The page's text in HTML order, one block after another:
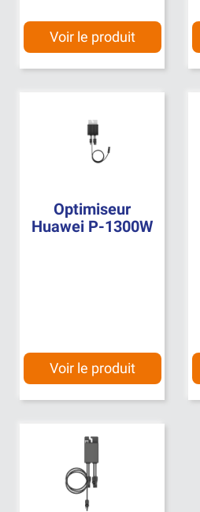
Voir le produit
Optimiseur
Huawei P-1300W
Voir le produit